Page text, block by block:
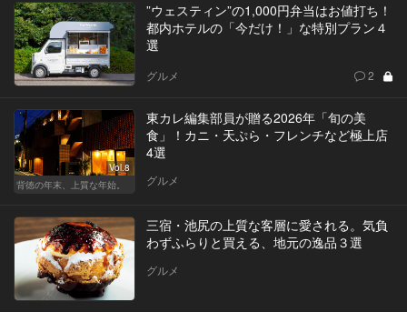
”ウェスティン”の1,000円弁当はお値打ち！
都内ホテルの「今だけ！」な特別プラン４
選
グルメ 2
Vol.8
背徳の年末、上質な年始。
東カレ編集部員が贈る2026年「旬の美
食」！カニ・天ぷら・フレンチなど極上店
4選
グルメ
三宿・池尻の上質な客層に愛される。気負
わずふらりと買える、地元の逸品３選
グルメ